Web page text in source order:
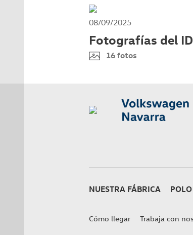
08/09/2025
Fotografías del
16 fotos
NUESTRA FÁBRICA POLO
Cómo llegar Trabaja con